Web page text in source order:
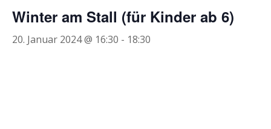
Winter am Stall (für Kinder ab 6)
20. Januar 2024 @ 16:30 - 18:30